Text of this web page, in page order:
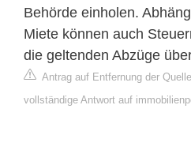
Behörde einholen.
Miete können auch
die geltenden Abzüge
Antrag auf Entfernung der Quelle
vollständige Antwort auf